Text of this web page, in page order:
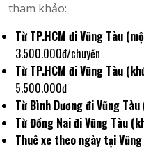
tham khảo:
Từ TP.HCM đi Vũng Tàu
3.500.000đ/chuyến
Từ TP.HCM đi Vũng Tàu
5.500.000đ
Từ Bình Dương đi Vũng
Từ Đồng Nai đi Vũng Tàu
Thuê xe theo ngày tại